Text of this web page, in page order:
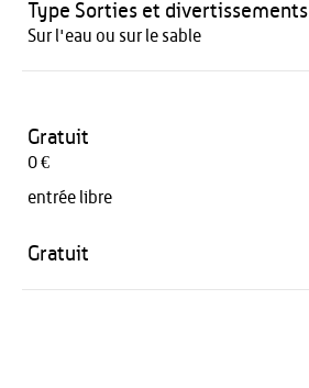
Type Sorties et divertissements
Sur l'eau ou sur le sable
Gratuit
0 €
entrée libre
Gratuit